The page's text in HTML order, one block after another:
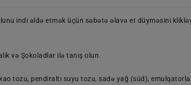
indi əldə etmək üçün səbətə əlavə et düyməsini
və Şokoladlar ilə tanış olun.
tozu, pendiraltı suyu tozu, sadə yağ (süd),